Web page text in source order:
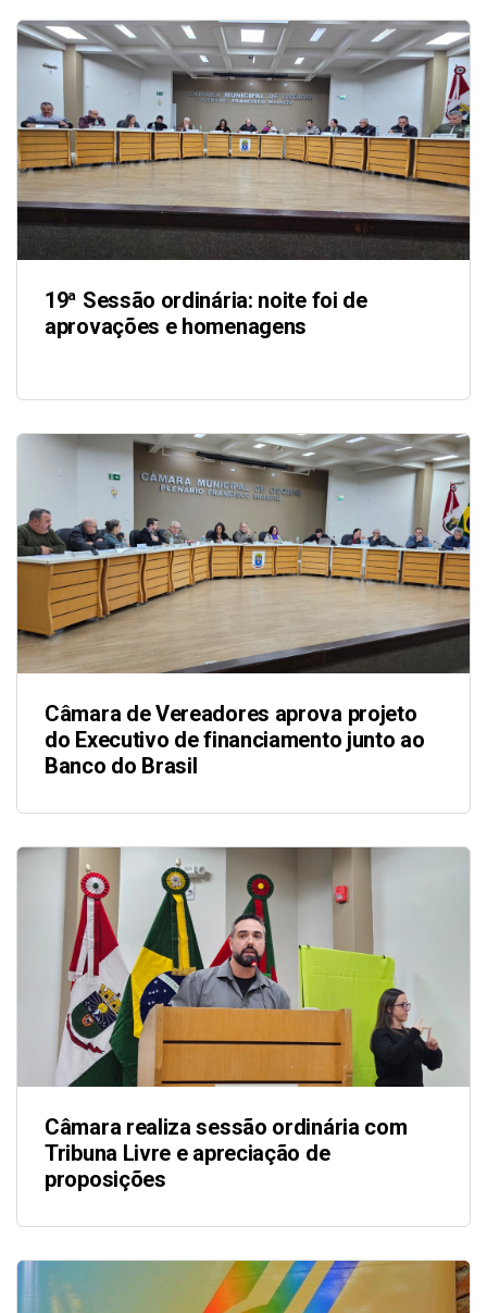
19ª Sessão ordinária: noite foi de
aprovações e homenagens
Câmara de Vereadores aprova projeto
do Executivo de financiamento junto ao
Banco do Brasil
Câmara realiza sessão ordinária com
Tribuna Livre e apreciação de
proposições